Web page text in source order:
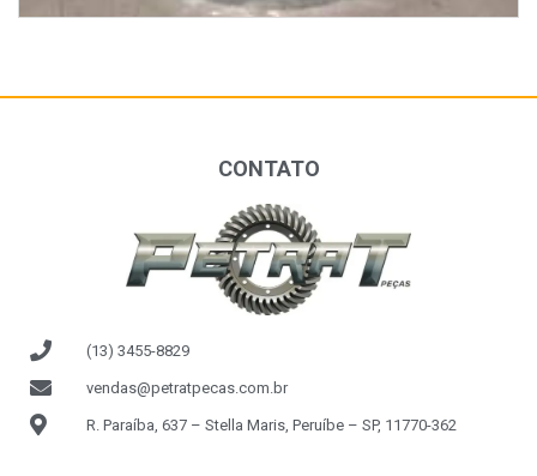
CONTATO
(13) 3455-8829
vendas@petratpecas.com.br
R. Paraíba, 637 – Stella Maris, Peruíbe – SP, 11770-362